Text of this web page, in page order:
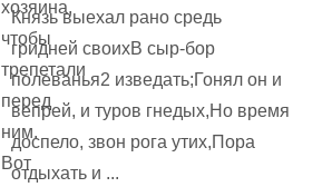
хозяина,
чтобы
трепетали
перед
ним.
Вот
Князь выехал рано средь
гридней своихВ сыр-бор
полеванья2 изведать;Гонял он и
вепрей, и туров гнедых,Но время
доспело, звон рога утих,Пора
отдыхать и ...